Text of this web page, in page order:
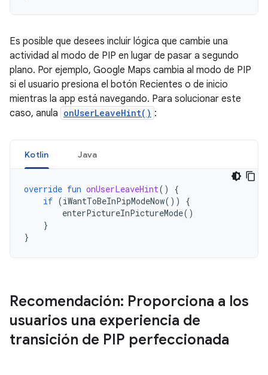
Es posible que desees incluir lógica que cambie una
actividad al modo de PIP en lugar de pasar a segundo
plano. Por ejemplo, Google Maps cambia al modo de PIP
si el usuario presiona el botón Recientes o de inicio
mientras la app está navegando. Para solucionar este
caso, anula onUserLeaveHint() :
Kotlin Java
override fun onUserLeaveHint()
{
if (iWantToBeInPipModeNow())
{
enterPictureInPictureMode()
}
}
Recomendación: Proporciona a los
usuarios una experiencia de
transición de PIP perfeccionada